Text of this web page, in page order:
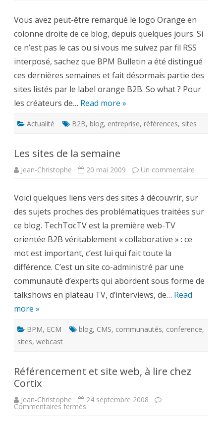
:
BPM
Bulletin
distingué
Vous avez peut-être remarqué le logo Orange en
colonne droite de ce blog, depuis quelques jours. Si
ce n’est pas le cas ou si vous me suivez par fil RSS
interposé, sachez que BPM Bulletin a été distingué
ces dernières semaines et fait désormais partie des
sites listés par le label orange B2B. So what ? Pour
les créateurs de… Read more »
Actualité B2B, blog, entreprise, références, sites
Les sites de la semaine
Jean-Christophe 20 mai 2009 Un commentaire
la
semaine
Voici quelques liens vers des sites à découvrir, sur
des sujets proches des problématiques traitées sur
ce blog. TechTocTV est la première web-TV
orientée B2B véritablement « collaborative » : ce
mot est important, c’est lui qui fait toute la
différence. C’est un site co-administré par une
communauté d’experts qui abordent sous forme de
talkshows en plateau TV, d’interviews, de… Read
more »
BPM, ECM blog, CMS, communautés, conference,
sites, webcast
Référencement et site web, à lire chez
Cortix
Jean-Christophe 24 septembre 2008
Commentaires fermés